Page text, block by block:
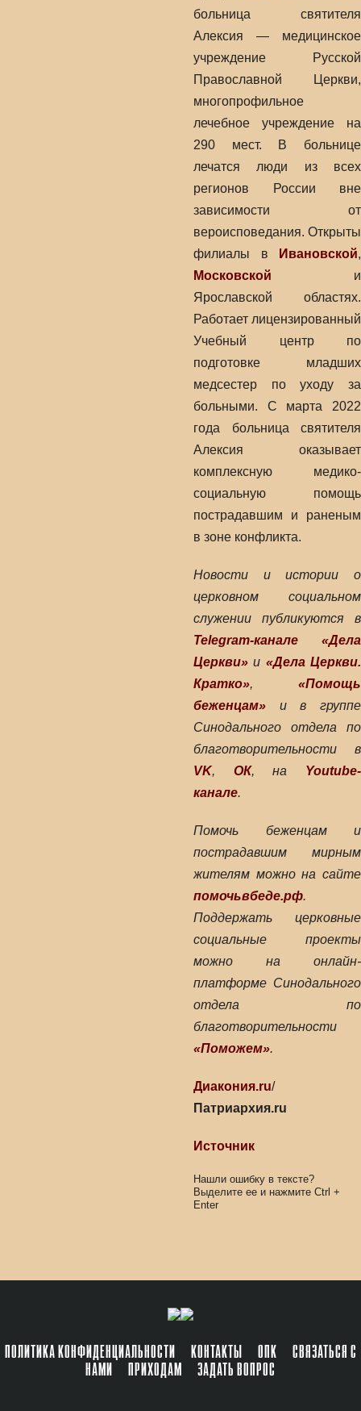
больница святителя
Алексия — медицинское
учреждение Русской
Православной Церкви,
многопрофильное
лечебное учреждение на
290 мест. В больнице
лечатся люди из всех
регионов России вне
зависимости от
вероисповедания. Открыты
филиалы в
Ивановской,
Московской и
Ярославской областях.
Работает лицензированный
Учебный центр по
подготовке младших
медсестер по уходу за
больными. С марта 2022
года больница святителя
Алексия оказывает
комплексную медико-
социальную помощь
пострадавшим и раненым
в зоне конфликта.
Новости и истории о
церковном социальном
служении публикуются в
Telegram-канале «Дела
Церкви» и «Дела Церкви.
Кратко», «Помощь
беженцам» и в группе
Синодального отдела по
благотворительности в
VK, ОК, на Youtube-
канале.
Помочь беженцам и
пострадавшим мирным
жителям можно на сайте
помочьвбеде.рф.
Поддержать церковные
социальные проекты
можно на онлайн-
платформе Синодального
отдела по
благотворительности
«Поможем».
Диакония.ru/
Патриархия.ru
Источник
Нашли ошибку в тексте?
Выделите ее и нажмите Ctrl +
Enter
ПОЛИТИКА КОНФИДЕНЦИАЛЬНОСТИ КОНТАКТЫ ОПК
СВЯЗАТЬСЯ С
НАМИ
ПРИХОДАМ ЗАДАТЬ ВОПРОС